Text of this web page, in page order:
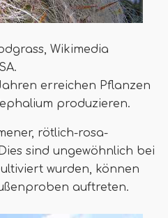
Wikimedia
erreichen Pflanzen
produzieren.
rötlich-rosa-
sind ungewöhnlich bei
wurden, können
auftreten.